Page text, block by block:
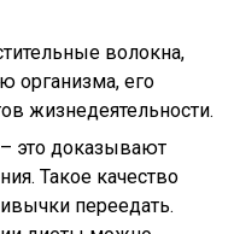
волокна,
организма, его
жизнедеятельности.
– это доказывают
Такое качество
переедать.